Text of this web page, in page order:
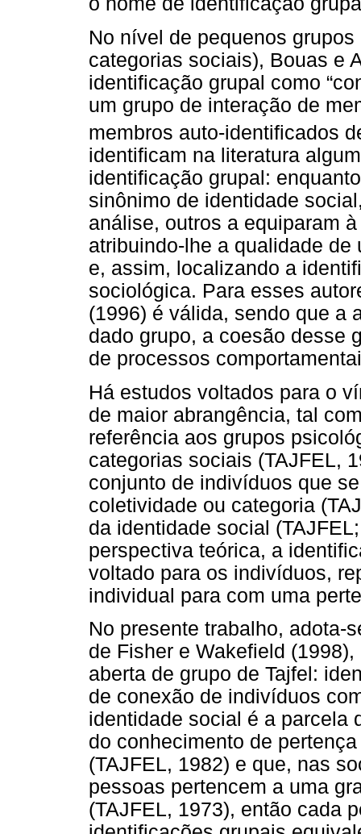
No nível de pequenos
categorias sociais), Bouas e
identificação grupal como
um grupo de interação de
membros auto-identificados
identificam na literatura
identificação grupal:
sinônimo de identidade
análise, outros a equiparam
atribuindo-lhe a qualidade
e, assim, localizando a
sociológica. Para esses
(1996) é válida, sendo que a
dado grupo, a coesão desse
de processos
Há estudos voltados para o
de maior abrangência, tal
referência aos grupos
categorias sociais (TAJFEL,
conjunto de indivíduos que
coletividade ou categoria
da identidade social
perspectiva teórica, a
voltado para os indivíduos,
individual para com uma
No presente trabalho, adota-
de Fisher e Wakefield
aberta de grupo de Tajfel:
de conexão de indivíduos
identidade social é a parcela
do conhecimento de
(TAJFEL, 1982) e que, nas
pessoas pertencem a uma
(TAJFEL, 1973), então cada